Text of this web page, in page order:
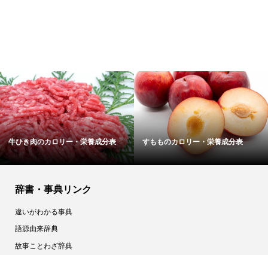
牛ひき肉のカロリー・栄養成分表 すもものカロリー・栄養成分表
辞書・事典リンク
違いがわかる事典
語源由来辞典
故事ことわざ辞典